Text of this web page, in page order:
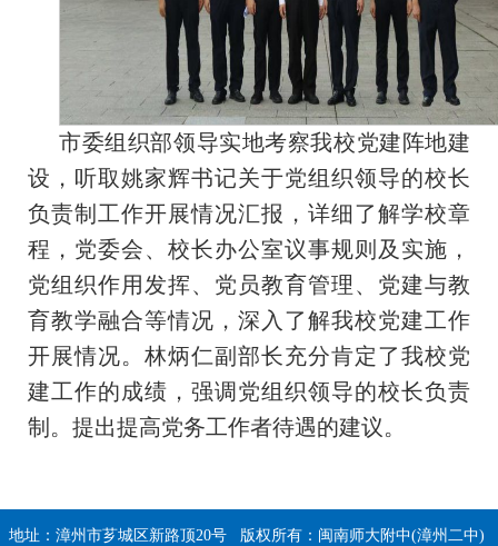
市委组织部领导实地考察我校党建阵地建
设，听取姚家辉书记关于党组织领导的校长
负责制工作开展情况汇报，详细了解学校章
程，党委会、校长办公室议事规则及实施，
党组织作用发挥、党员教育管理、党建与教
育教学融合等情况，深入了解我校党建工作
开展情况。林炳仁副部长充分肯定了我校党
建工作的成绩，强调党组织领导的校长负责
制。提出提高党务工作者待遇的建议。
地址：漳州市芗城区新路顶20号 版权所有：闽南师大附中(漳州二中)